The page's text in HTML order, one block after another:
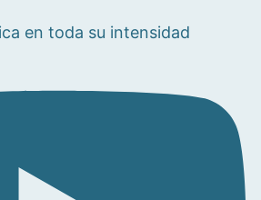
en toda su intensidad